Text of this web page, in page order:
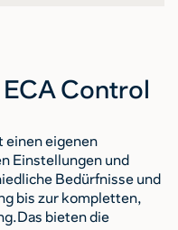
Control
einen eigenen
Einstellungen und
Bedürfnisse und
bis zur kompletten,
bieten die